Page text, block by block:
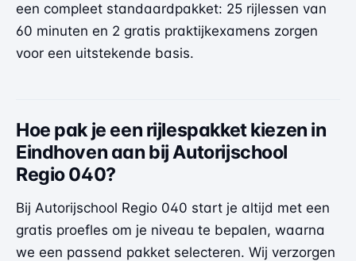
een compleet standaardpakket: 25 rijlessen van
60 minuten en 2 gratis praktijkexamens zorgen
voor een uitstekende basis.
Hoe pak je een rijlespakket kiezen in
Eindhoven aan bij Autorijschool
Regio 040?
Bij Autorijschool Regio 040 start je altijd met een
gratis proefles om je niveau te bepalen, waarna
we een passend pakket selecteren. Wij verzorgen